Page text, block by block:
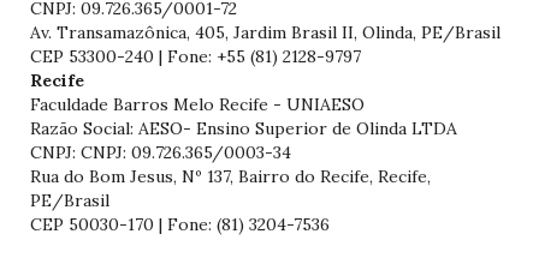
CNPJ: 09.726.365/0001-72
Av. Transamazônica, 405, Jardim Brasil II, Olinda, PE/Brasil
CEP 53300-240 | Fone: +55 (81) 2128-9797
Recife
Faculdade Barros Melo Recife - UNIAESO
Razão Social: AESO- Ensino Superior de Olinda LTDA
CNPJ: CNPJ: 09.726.365/0003-34
Rua do Bom Jesus, Nº 137, Bairro do Recife, Recife,
PE/Brasil
CEP 50030-170 | Fone: (81) 3204-7536